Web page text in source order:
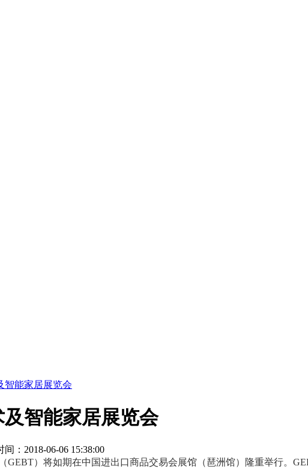
智能家居展览会
智能家居展览会
间：2018-06-06 15:38:00
GEBT）将如期在中国进出口商品交易会展馆（琶洲馆）隆重举行。